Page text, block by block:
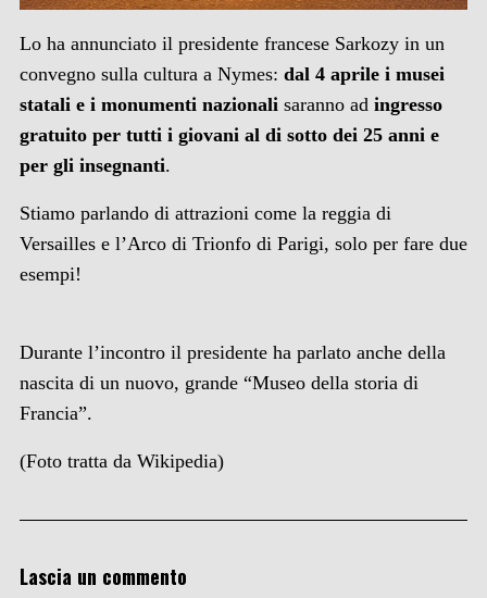
Lo ha annunciato il presidente francese Sarkozy in un
convegno sulla cultura a Nymes: dal 4 aprile i musei
statali e i monumenti nazionali saranno ad ingresso
gratuito per tutti i giovani al di sotto dei 25 anni e
per gli insegnanti.
Stiamo parlando di attrazioni come la reggia di
Versailles e l’Arco di Trionfo di Parigi, solo per fare due
esempi!
Durante l’incontro il presidente ha parlato anche della
nascita di un nuovo, grande “Museo della storia di
Francia”.
(Foto tratta da Wikipedia)
Lascia un commento